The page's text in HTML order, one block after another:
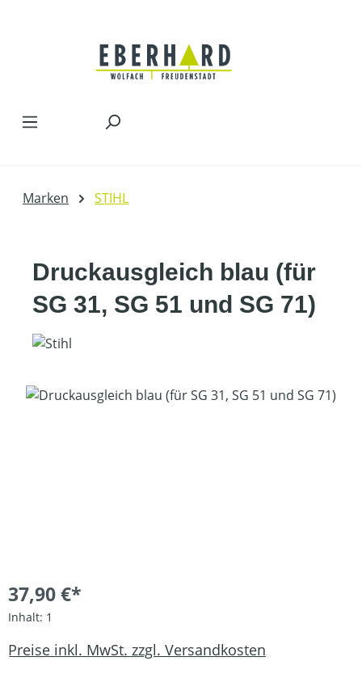
Marken STIHL
Druckausgleich blau (für
SG 31, SG 51 und SG 71)
Bildergalerie überspringen
37,90 €*
Inhalt: 1
Preise inkl. MwSt. zzgl. Versandkosten